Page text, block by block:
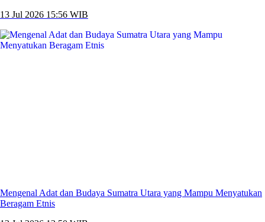
13 Jul 2026 15:56 WIB
Mengenal Adat dan Budaya Sumatra Utara yang Mampu Menyatukan
Beragam Etnis